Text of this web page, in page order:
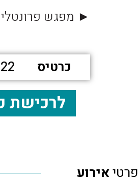
► מפגש פרונטלי
כרטיס
לרכישת
פרטיאירוע